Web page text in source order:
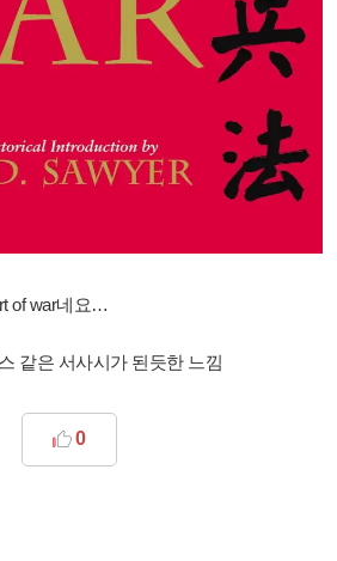
of war네요…
같은 서사시가 된듯한 느낌
0